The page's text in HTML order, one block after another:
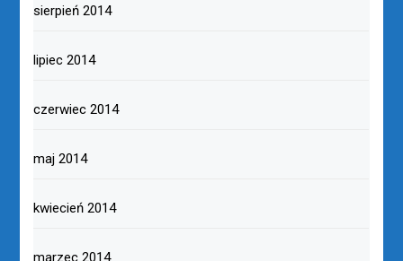
sierpień 2014
lipiec 2014
czerwiec 2014
maj 2014
kwiecień 2014
marzec 2014